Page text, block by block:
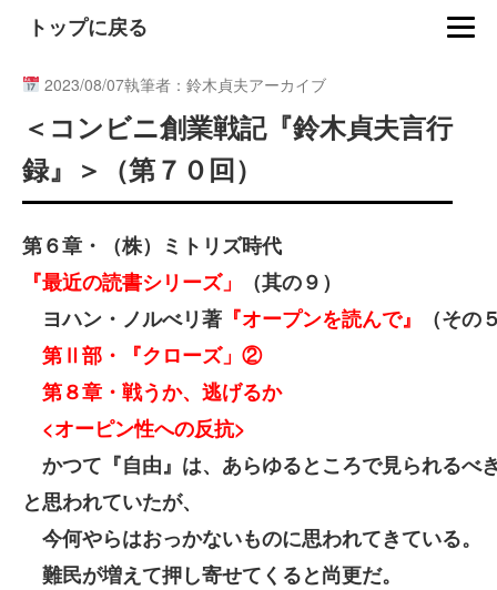
トップに戻る
2023/08/07執筆者：鈴木貞夫アーカイブ
＜コンビニ創業戦記『鈴木貞夫言行
録』＞（第７０回）
第６章・（株）ミトリズ時代
『最近の読書シリーズ」
（其の９）
ヨハン・ノルべリ著 『オープンを読んで』
（その
第Ⅱ部・『クローズ」②
第８章・戦うか、逃げるか
<オーピン性への反抗>
かつて『自由』は、あらゆるところで見られるべ
と思われていたが、
今何やらはおっかないものに思われてきている。
難民が増えて押し寄せてくると尚更だ。